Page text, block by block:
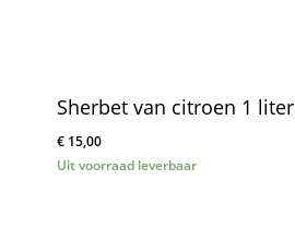
Sherbet van citroen 1 liter
€15,00
Uit voorraad leverbaar